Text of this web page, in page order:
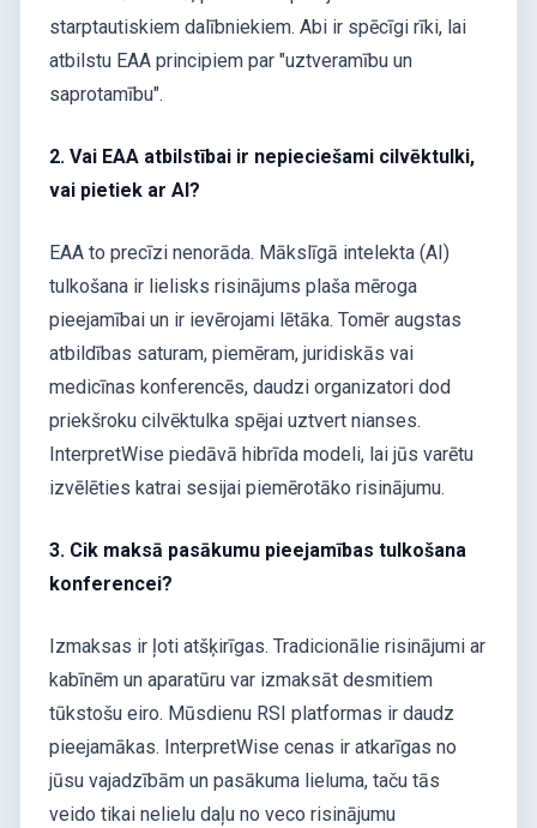
starptautiskiem dalībniekiem. Abi ir spēcīgi rīki, lai
atbilstu EAA principiem par "uztveramību un
saprotamību".
2. Vai EAA atbilstībai ir nepieciešami cilvēktulki,
vai pietiek ar AI?
EAA to precīzi nenorāda. Mākslīgā intelekta (AI)
tulkošana ir lielisks risinājums plaša mēroga
pieejamībai un ir ievērojami lētāka. Tomēr augstas
atbildības saturam, piemēram, juridiskās vai
medicīnas konferencēs, daudzi organizatori dod
priekšroku cilvēktulka spējai uztvert nianses.
InterpretWise piedāvā hibrīda modeli, lai jūs varētu
izvēlēties katrai sesijai piemērotāko risinājumu.
3. Cik maksā pasākumu pieejamības tulkošana
konferencei?
Izmaksas ir ļoti atšķirīgas. Tradicionālie risinājumi ar
kabīnēm un aparatūru var izmaksāt desmitiem
tūkstošu eiro. Mūsdienu RSI platformas ir daudz
pieejamākas. InterpretWise cenas ir atkarīgas no
jūsu vajadzībām un pasākuma lieluma, taču tās
veido tikai nelielu daļu no veco risinājumu